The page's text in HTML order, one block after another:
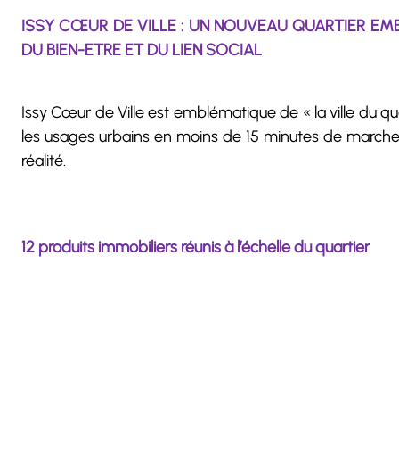
ISSY CŒUR DE VILLE : UN NOUVEAU QUARTIER
DU BIEN-ETRE ET DU LIEN SOCIAL
Issy Cœur de Ville est emblématique de « la ville du
les usages urbains en moins de 15 minutes de
réalité.
12 produits immobiliers réunis à l’échelle du quartier